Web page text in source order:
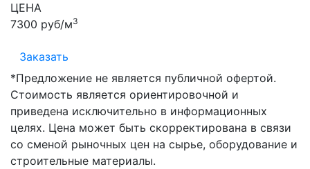
ЦЕНА
7300 руб/м3
Заказать
*Предложение не является публичной офертой.
Стоимость является ориентировочной и
приведена исключительно в информационных
целях. Цена может быть скорректирована в связи
со сменой рыночных цен на сырье, оборудование и
строительные материалы.